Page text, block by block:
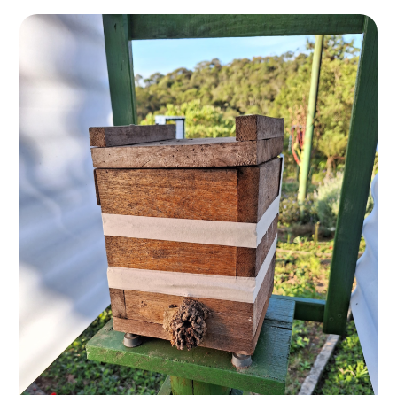
Roteiro da monitoria
Terceira Idade
Inclusão Social
Blog
Newsletter
Notícias
Na mídia
Contato
Contato
Como chegar
Perguntas frequentes
Assessoria de Imprensa